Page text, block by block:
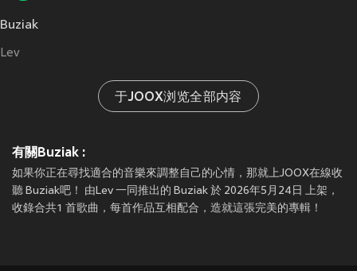
Buziak
Lev
于JOOX浏览全部内容
有關Buziak :
如果你正在尋找適合的音樂來調整自己的心情，那就上JOOX在線收
聽 Buziak吧！ 由Lev 一同推出的 Buziak 於 2026年5月24日 上架，
收錄合共1 首歌曲，每首作品互相配合，造就這張完美的專輯！